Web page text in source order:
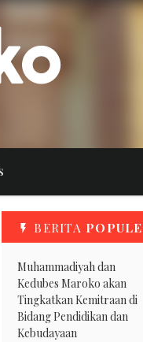
BERITA
Muhammadiyah dan
Kedubes Maroko akan
Tingkatkan Kemitraan di
Bidang Pendidikan dan
Kebudayaan